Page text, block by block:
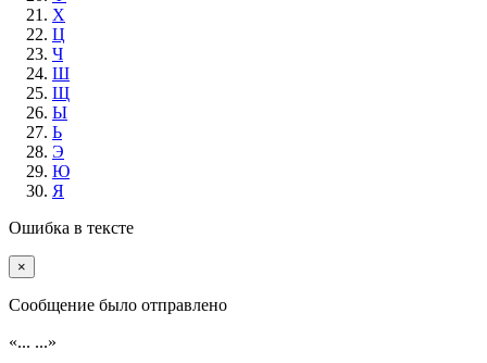
Х
Ц
Ч
Ш
Щ
Ы
Ь
Э
Ю
Я
Ошибка в тексте
×
Cообщение было отправлено
«... ...»